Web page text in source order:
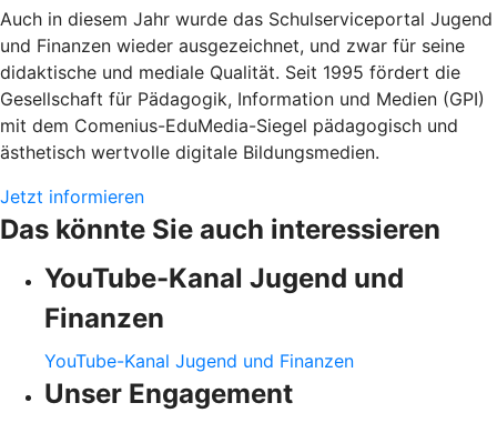
Auch in diesem Jahr wurde das Schulserviceportal Jugend
und Finanzen wieder ausgezeichnet, und zwar für seine
didaktische und mediale Qualität. Seit 1995 fördert die
Gesellschaft für Pädagogik, Information und Medien (GPI)
mit dem Comenius-EduMedia-Siegel pädagogisch und
ästhetisch wertvolle digitale Bildungsmedien.
Jetzt informieren
Das könnte Sie auch interessieren
YouTube-Kanal Jugend und
Finanzen
YouTube-Kanal Jugend und Finanzen
Unser Engagement